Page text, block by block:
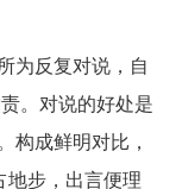
为反复对说，自
。对说的好处是
构成鲜明对比，
地步，出言便理